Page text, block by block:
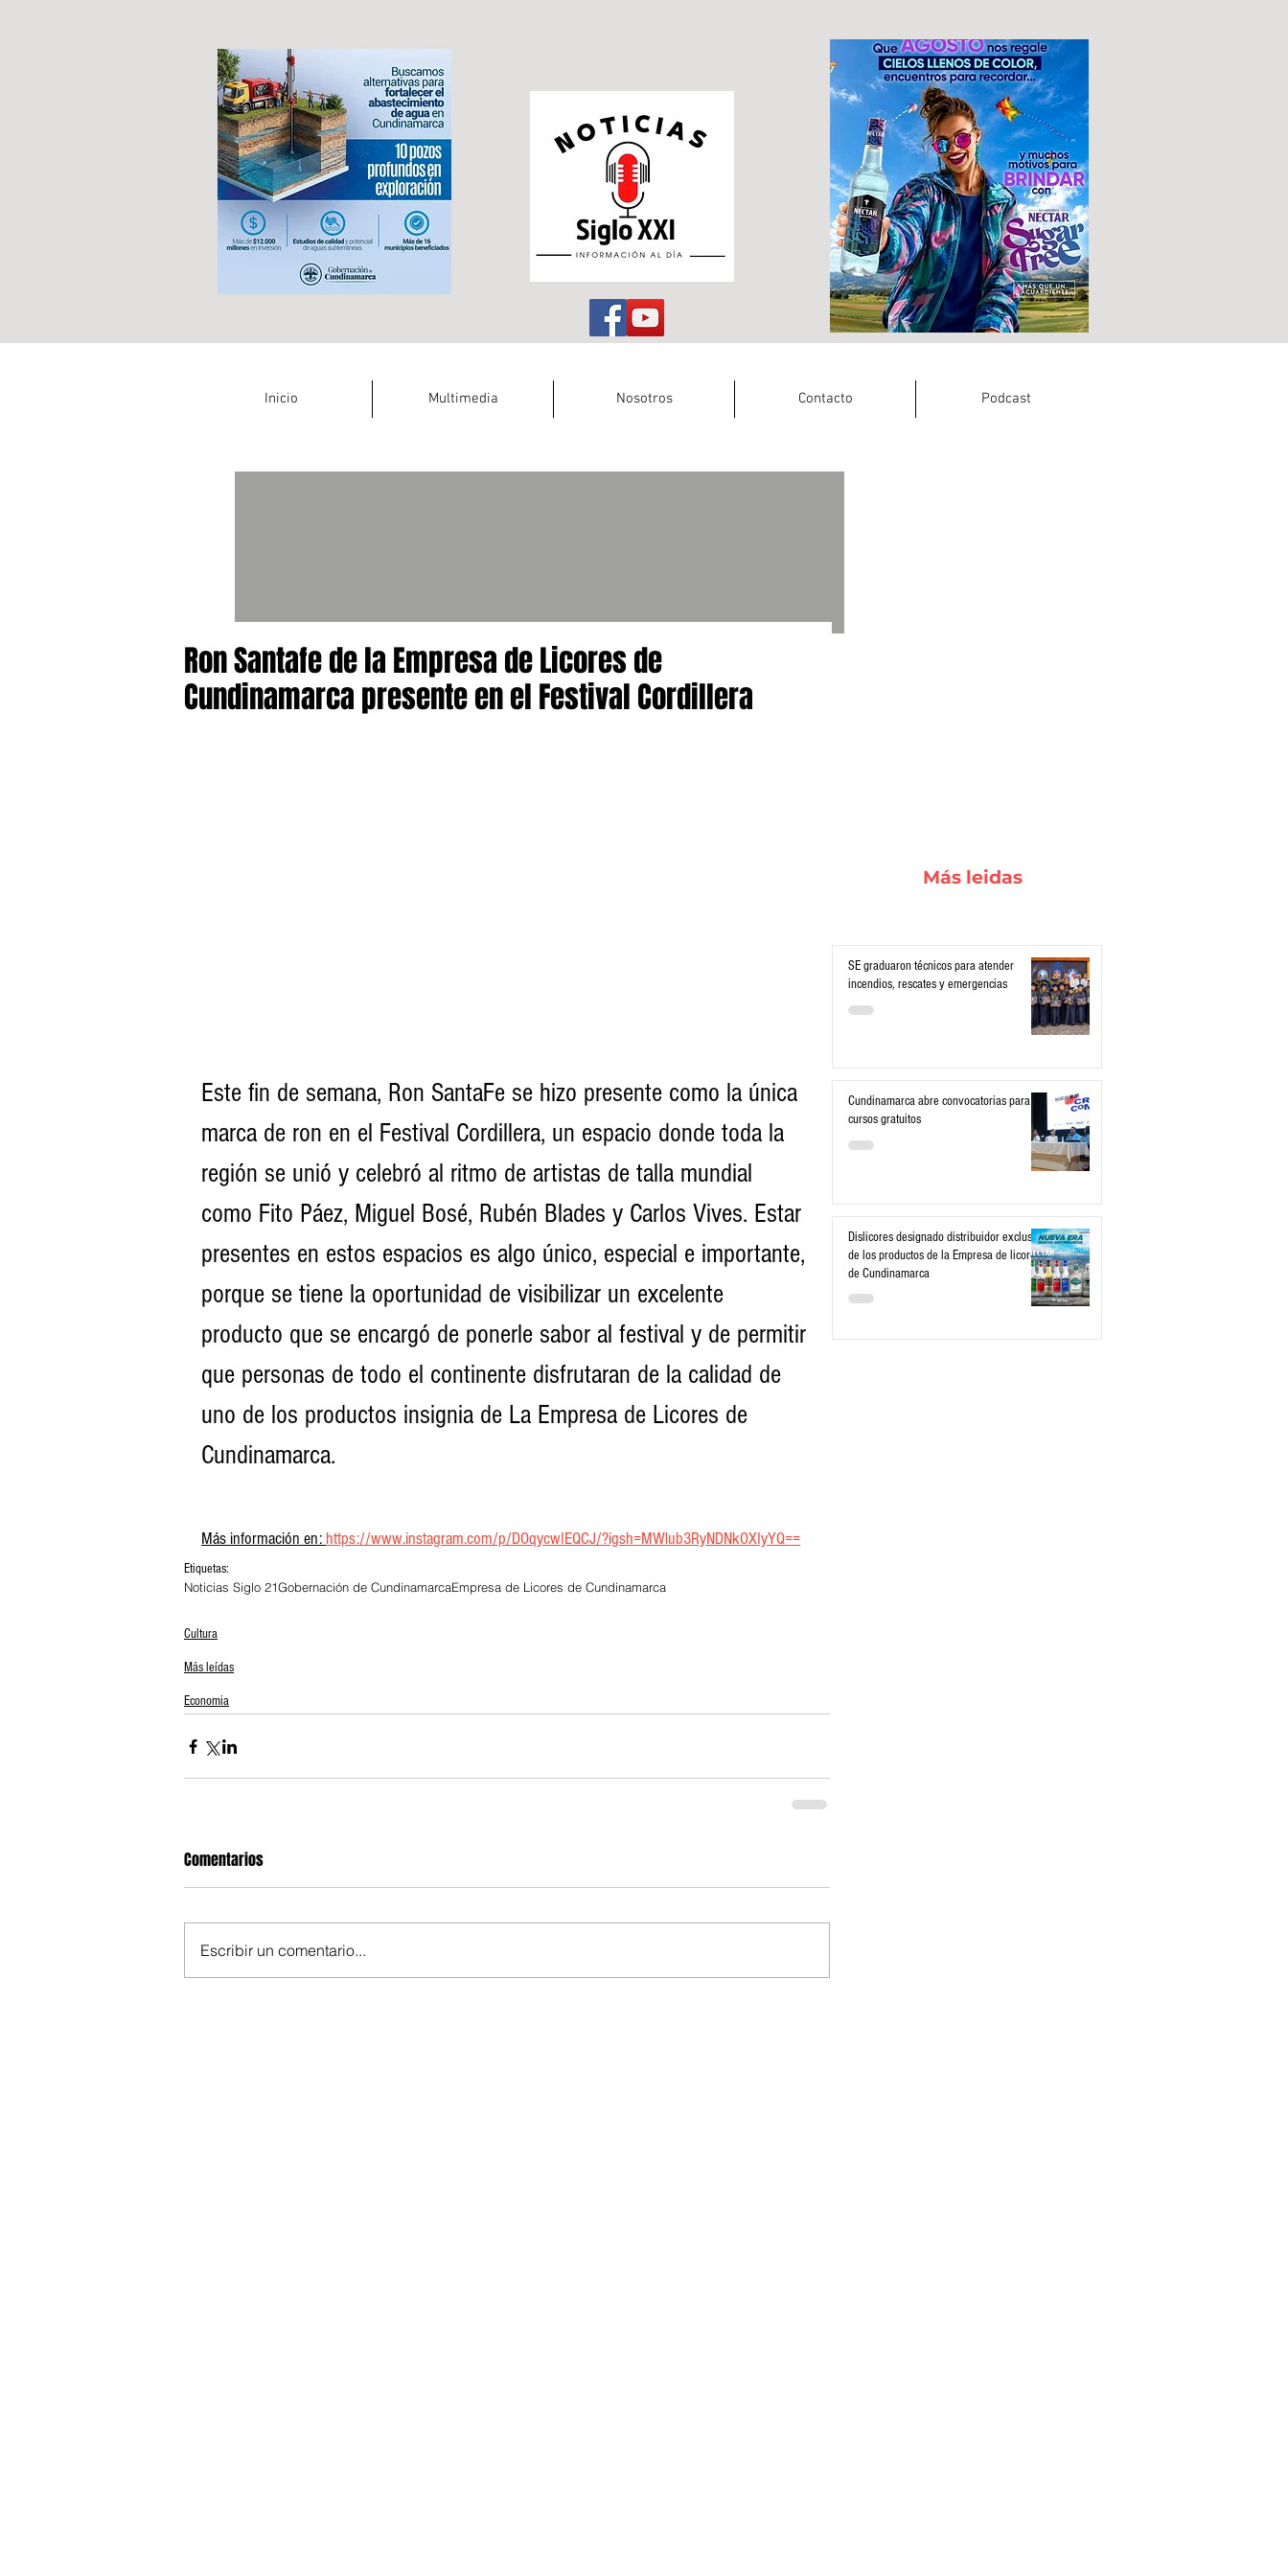
Inicio Multimedia Nosotros Contacto Podcast
Ron Santafe de la Empresa de Licores de
Cundinamarca presente en el Festival Cordillera
Este fin de semana, Ron SantaFe se hizo presente como la única
marca de ron en el Festival Cordillera, un espacio donde toda la
región se unió y celebró al ritmo de artistas de talla mundial
como Fito Páez, Miguel Bosé, Rubén Blades y Carlos Vives. Estar
presentes en estos espacios es algo único, especial e importante,
porque se tiene la oportunidad de visibilizar un excelente
producto que se encargó de ponerle sabor al festival y de permitir
que personas de todo el continente disfrutaran de la calidad de
uno de los productos insignia de La Empresa de Licores de
Cundinamarca.
Más información en: https://www.instagram.com/p/DOqycwIEQCJ/?igsh=MWlub3RyNDNkOXIyYQ==
Etiquetas:
Noticias Siglo 21Gobernación de CundinamarcaEmpresa de Licores de Cundinamarca
Cultura
Más leídas
Economia
Comentarios
Escribir un comentario...
Más leidas
SE graduaron técnicos para atender
incendios, rescates y emergencias
Cundinamarca abre convocatorias para
cursos gratuitos
Dislicores designado distribuidor exclusivo
de los productos de la Empresa de licores
de Cundinamarca